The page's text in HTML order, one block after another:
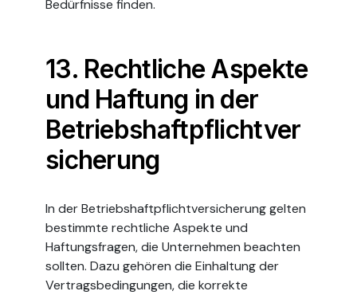
Bedürfnisse finden.
13. Rechtliche Aspekte
und Haftung in der
Betriebshaftpflichtver
sicherung
In der Betriebshaftpflichtversicherung gelten
bestimmte rechtliche Aspekte und
Haftungsfragen, die Unternehmen beachten
sollten. Dazu gehören die Einhaltung der
Vertragsbedingungen, die korrekte